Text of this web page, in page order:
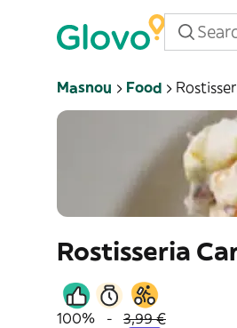
Masnou Food
Rostisseria
100% - 3,99 €